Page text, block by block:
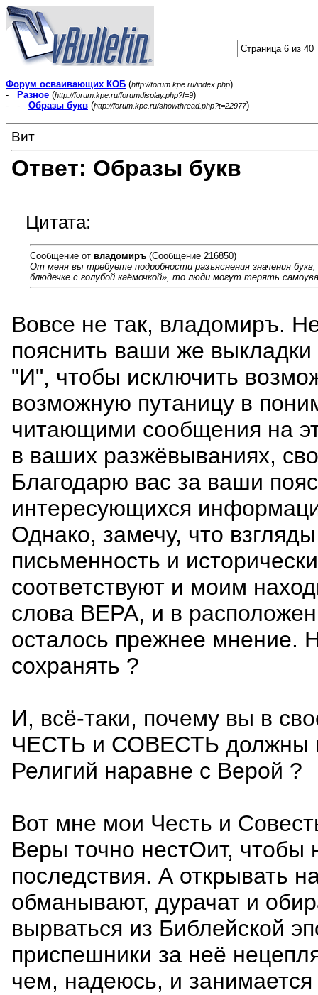
Страница 6 из 40
Форум осваивающих КОБ (http://forum.kpe.ru/index.php)
-
Разное (http://forum.kpe.ru/forumdisplay.php?f=9)
- - Образы букв (http://forum.kpe.ru/showthread.php?t=22977)
Вит
Ответ: Образы букв
Цитата:
Сообщение от владомиръ (Сообщение 216850)
От меня вы требуете подробности разъяснения значения
блюдечке с голубой каёмочкой», то люди могут терять
Вовсе не так, владомиръ.
пояснить ваши же
"И", чтобы исключить
возможную путаницу в
читающими сообщения на
в ваших разжёвываниях,
Благодарю вас за ваши
интересующихся
Однако, замечу, что
письменность и
соответствуют и моим
слова ВЕРА, и в
осталось прежнее мнение.
сохранять ?
И, всё-таки, почему вы в
ЧЕСТЬ и СОВЕСТЬ должны
Религий наравне с Верой ?
Вот мне мои Честь и
Веры точно нестОит, чтобы
последствия. А открывать
обманывают, дурачат и
вырваться из Библейской
приспешники за неё
чем, надеюсь, и